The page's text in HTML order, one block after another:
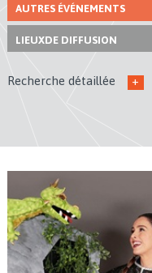
AUTRES ÉVÉNEMENTS
LIEUXDE DIFFUSION
Recherche détaillée +